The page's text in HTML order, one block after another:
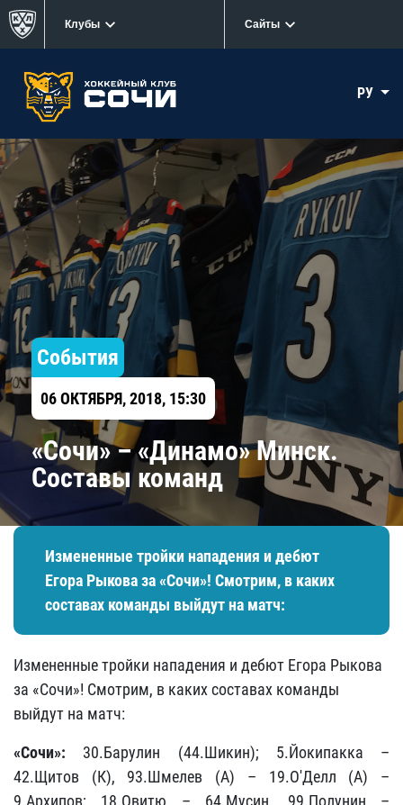
Клубы Сайты
РУ
События
06 ОКТЯБРЯ, 2018, 15:30
«Сочи» – «Динамо» Минск.
Составы команд
Измененные тройки нападения и дебют
Егора Рыкова за «Сочи»! Смотрим, в каких
составах команды выйдут на матч:
Измененные тройки нападения и дебют Егора Рыкова
за «Сочи»! Смотрим, в каких составах команды
выйдут на матч:
«Сочи»: 30.Барулин (44.Шикин); 5.Йокипакка –
42.Щитов (К), 93.Шмелев (А) – 19.О'Делл (А) –
9.Архипов; 18.Овитю – 64.Мусин, 99.Полунин –